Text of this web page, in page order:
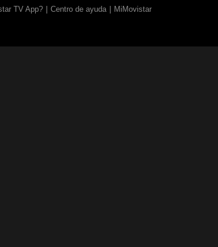
TV App? Centro de ayuda MiMovistar